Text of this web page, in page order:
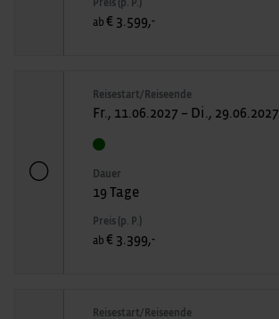
Preis (p. P.)
ab € 3.599,-
Reisestart/Reiseende
Fr., 11.06.2027 – Di., 29.06.2027
Dauer
19 Tage
Preis (p. P.)
ab € 3.399,-
Reisestart/Reiseende